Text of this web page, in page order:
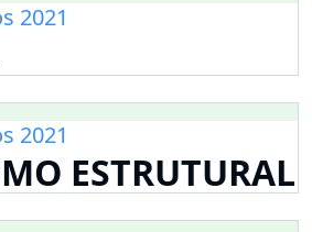
2021
2021
ESTRUTURAL